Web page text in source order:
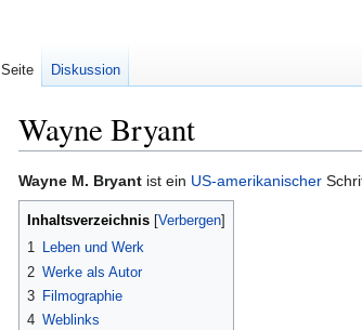
Wayne Bryant
Zur
Navigation
springen
Zur
Suche
springen
Wayne M. Bryant ist ein US-amerikanischer
Inhaltsverzeichnis
1 Leben und Werk
2 Werke als Autor
3 Filmographie
4 Weblinks
Seite Diskussion